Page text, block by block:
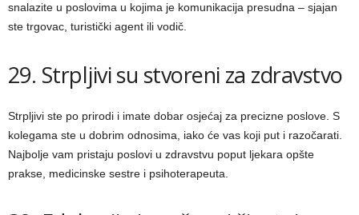
snalazite u poslovima u kojima je komunikacija presudna – sjajan
ste trgovac, turistički agent ili vodič.
29. Strpljivi su stvoreni za zdravstvo
Strpljivi ste po prirodi i imate dobar osjećaj za precizne poslove. S
kolegama ste u dobrim odnosima, iako će vas koji put i razočarati.
Najbolje vam pristaju poslovi u zdravstvu poput ljekara opšte
prakse, medicinske sestre i psihoterapeuta.